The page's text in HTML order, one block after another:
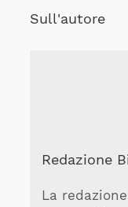
Sull'autore
Redazione
La